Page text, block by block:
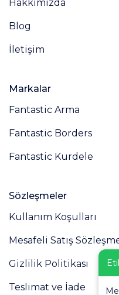
Hakkımızda
Blog
İletişim
Markalar
Fantastic Arma
Fantastic Borders
Fantastic Kurdele
Sözleşmeler
Kullanım Koşulları
Mesafeli Satış
Gizlilik Politikası
Teslimat ve İade